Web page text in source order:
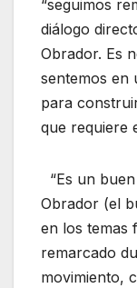
“seguimos
diálogo
Obrador. Es
sentemos en
para
que requiere
“Es un
Obrador (el
en los temas
remarcado
movimiento,